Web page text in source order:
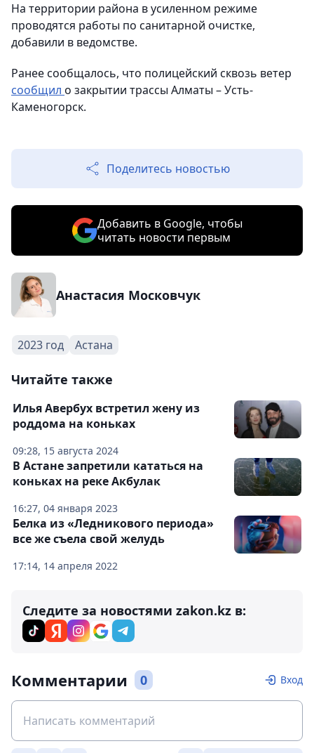
На территории района в усиленном режиме
проводятся работы по санитарной очистке,
добавили в ведомстве.
Ранее сообщалось, что полицейский сквозь ветер
сообщил о закрытии трассы Алматы – Усть-
Каменогорск.
Поделитесь новостью
Добавить в Google, чтобы
читать новости первым
Анастасия Московчук
2023 год Астана
Читайте также
09:28, 15 августа 2024
Илья Авербух встретил жену из
роддома на коньках
16:27, 04 января 2023
В Астане запретили кататься на
коньках на реке Акбулак
17:14, 14 апреля 2022
Белка из «Ледникового периода»
все же съела свой желудь
Следите за новостями zakon.kz в:
Комментарии 0 Вход